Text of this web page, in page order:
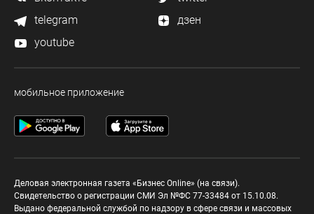
telegram
дзен
youtube
мобильное приложение
Деловая электронная газета «Бизнес Online» (на связи).
Свидетельство о регистрации СМИ Эл №ФС 77-33484 от 15.10.08.
Выдано федеральной службой по надзору в сфере связи и массовых